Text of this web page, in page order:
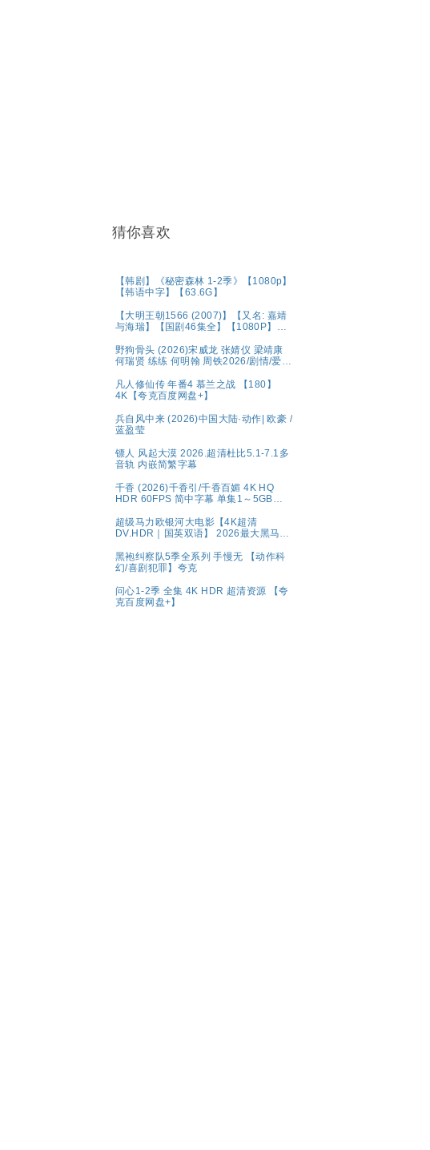
猜你喜欢
【韩剧】《秘密森林 1-2季》【1080p】
【韩语中字】【63.6G】
【大明王朝1566 (2007)】【又名: 嘉靖
与海瑞】【国剧46集全】【1080P】
分】【剧情 / 历史】【陈宝国 / 黄志忠 /
倪大红 】夸克
野狗骨头 (2026)宋威龙 张婧仪 梁靖康
何瑞贤 练练 何明翰 周铁2026/剧情/爱
凡人修仙传 年番4 慕兰之战 【180】
4K【夸克百度网盘+】
兵自风中来 (2026)中国大陆·动作| 欧豪 /
蓝盈莹
镖人 风起大漠 2026.超清杜比5.1-7.1多
音轨 内嵌简繁字幕
千香 (2026)千香引/千香百媚 4K HQ
HDR 60FPS 简中字幕 单集1～5GB】
超级马力欧银河大电影【4K超清
DV.HDR｜国英双语】 2026最大黑马！
黑袍纠察队5季全系列 手慢无 【动作科
幻/喜剧犯罪】夸克
问心1-2季 全集 4K HDR 超清资源 【夸
克百度网盘+】